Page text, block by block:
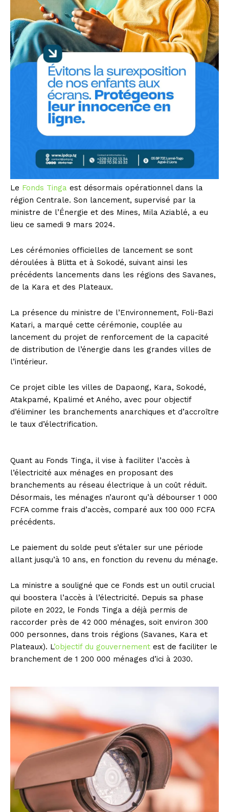
Le Fonds Tinga est désormais opérationnel dans la
région Centrale. Son lancement, supervisé par la
ministre de l’Énergie et des Mines, Mila Aziablé, a eu
lieu ce samedi 9 mars 2024.
Les cérémonies officielles de lancement se sont
déroulées à Blitta et à Sokodé, suivant ainsi les
précédents lancements dans les régions des Savanes,
de la Kara et des Plateaux.
La présence du ministre de l’Environnement, Foli-Bazi
Katari, a marqué cette cérémonie, couplée au
lancement du projet de renforcement de la capacité
de distribution de l’énergie dans les grandes villes de
l’intérieur.
Ce projet cible les villes de Dapaong, Kara, Sokodé,
Atakpamé, Kpalimé et Aného, avec pour objectif
d’éliminer les branchements anarchiques et d’accroître
le taux d’électrification.
Quant au Fonds Tinga, il vise à faciliter l’accès à
l’électricité aux ménages en proposant des
branchements au réseau électrique à un coût réduit.
Désormais, les ménages n’auront qu’à débourser 1 000
FCFA comme frais d’accès, comparé aux 100 000 FCFA
précédents.
Le paiement du solde peut s’étaler sur une période
allant jusqu’à 10 ans, en fonction du revenu du ménage.
La ministre a souligné que ce Fonds est un outil crucial
qui boostera l’accès à l’électricité. Depuis sa phase
pilote en 2022, le Fonds Tinga a déjà permis de
raccorder près de 42 000 ménages, soit environ 300
000 personnes, dans trois régions (Savanes, Kara et
Plateaux). L’objectif du gouvernement est de faciliter le
branchement de 1 200 000 ménages d’ici à 2030.